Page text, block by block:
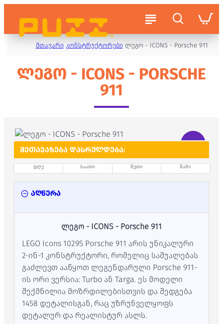
მთავარი კონსტრუქტორები ლეგო - ICONS - Porsche 911
ᲚᲔᲒᲝ - ICONS - PORSCHE
911
-14 %
აღწერა
ლეგო - ICONS - Porsche 911
LEGO Icons 10295 Porsche 911 არის უნიკალური
2-ინ-1 კონსტრუქტორი, რომელიც საშუალებას
გაძლევთ ააწყოთ ლეგენდარული Porsche 911-
ის ორი ვერსია: Turbo ან Targa. ეს მოდელი
შექმნილია მოზრდილებისთვის და შედგება
1458 დეტალისგან, რაც უზრუნველყოფს
დეტალურ და რეალისტურ ასლს.
ᲨᲔᲗᲐᲕᲐᲖᲔᲑᲐ ᲓᲐᲡᲠᲣᲚᲓᲔᲑᲐ:
დღე საათი წუთი წამი